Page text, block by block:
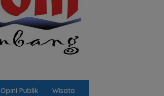
Opini Publik Wisata